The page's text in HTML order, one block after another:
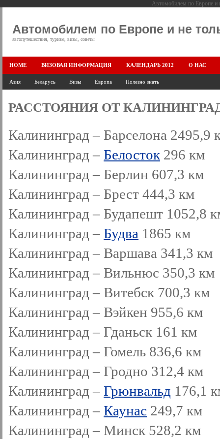
Автомобилем по Европе и
Автомобилем по Европе и не
автопутешествия, туризм, визы, советы
HOME ВИЗОВАЯ ИНФОРМАЦИЯ КАЛЕНДАРЬ 2012 О НАС
Азия Беларусь Визы Европа Полезно знать
РАССТОЯНИЯ ОТ
Калининград – Барселона 2495,9
Калининград – Белосток 296 км
Калининград – Берлин 607,3 км
Калининград – Брест 444,3 км
Калининград – Будапешт 1052,8
Калининград – Будва 1865 км
Калининград – Варшава 341,3 км
Калининград – Вильнюс 350,3 км
Калининград – Витебск 700,3 км
Калининград – Вэйкен 955,6 км
Калининград – Гданьск 161 км
Калининград – Гомель 836,6 км
Калининград – Гродно 312,4 км
Калининград – Грюнвальд 176,1
Калининград – Каунас 249,7 км
Калининград – Минск 528,2 км